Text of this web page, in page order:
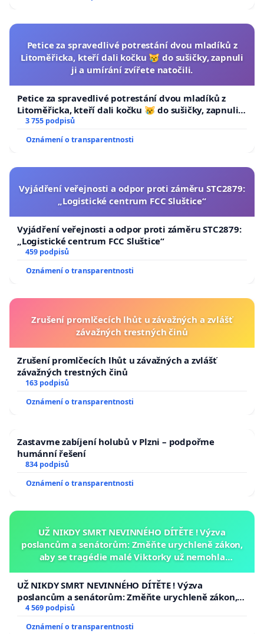
Petice za spravedlivé potrestání dvou mladíků z
Litoměřicka, kteří dali kočku 😿 do sušičky, zapnuli
ji a umírání zvířete natočili.
Petice za spravedlivé potrestání dvou mladíků z
Litoměřicka, kteří dali kočku 😿 do sušičky, zapnuli ji
a umírání zvířete natočili.
3 755 podpisů
Oznámení o transparentnosti
Vyjádření veřejnosti a odpor proti záměru STC2879:
„Logistické centrum FCC Sluštice“
Vyjádření veřejnosti a odpor proti záměru STC2879:
„Logistické centrum FCC Sluštice“
459 podpisů
Oznámení o transparentnosti
Zrušení promlčecích lhůt u závažných a zvlášť
závažných trestných činů
Zrušení promlčecích lhůt u závažných a zvlášť
závažných trestných činů
163 podpisů
Oznámení o transparentnosti
Zastavme zabíjení holubů v Plzni – podpořme
humánní řešení
834 podpisů
Oznámení o transparentnosti
UŽ NIKDY SMRT NEVINNÉHO DÍTĚTE ! Výzva
poslancům a senátorům: Změňte urychleně zákon,
aby se tragédie malé Viktorky už nemohla
UŽ NIKDY SMRT NEVINNÉHO DÍTĚTE ! Výzva
poslancům a senátorům: Změňte urychleně zákon,
aby se tragédie malé Viktorky už nemohla opakovat!
4 569 podpisů
Oznámení o transparentnosti